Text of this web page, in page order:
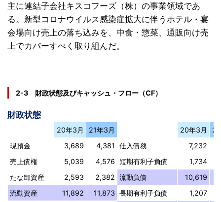
主に連結子会社キスコフーズ（株）の事業領域であ
る。新型コロナウイルス感染症拡大に伴うホテル・宴
会場向け売上の落ち込みを、中食・惣菜、通販向け売
上でカバーすべく取り組んだ。
2-3 財政状態及びキャッシュ・フロー（CF）
財政状態
20年3月 21年3月 20年3月
現預金
3,689 4,381 仕入債務 7,232
売上債権
5,039 4,576 短期有利子負債 1,734
たな卸資産
2,593 2,382 流動負債 10,619
流動資産
11,892 11,873 長期有利子負債 1,207